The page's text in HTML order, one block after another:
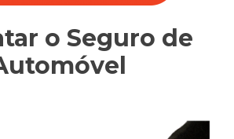
o Seguro de